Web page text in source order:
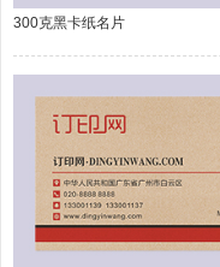
300克黑卡纸名片